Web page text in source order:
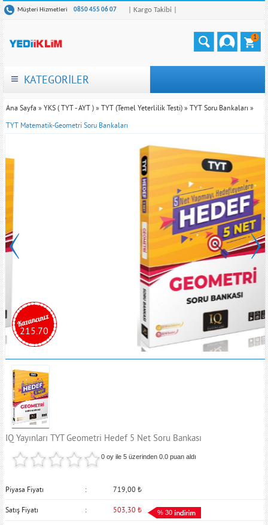
Müşteri Hizmetleri 0850 455 06 07 | Kargo Takibi |
1
KATEGORİLER
Ana Sayfa » YKS ( TYT - AYT ) » TYT (Temel Yeterlilik Testi) » TYT Soru Bankaları »
TYT Matematik-Geometri Soru Bankaları
215.70
IQ Yayınları TYT Geometri Hedef 5 Net Soru Bankası
0 oy ile 5 üzerinden0.0 puan aldı
Piyasa Fiyatı 719,00 ₺
Satış Fiyatı 503,30 ₺ % 30